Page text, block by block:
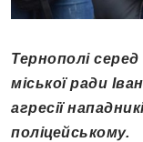
Тернополі
міської ради
агресії
поліцейському.